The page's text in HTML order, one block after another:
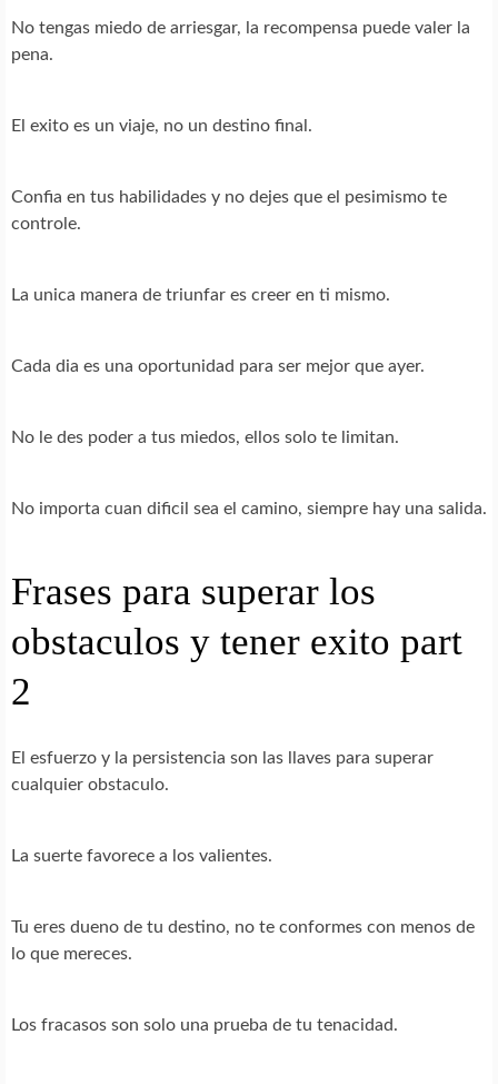
No tengas miedo de arriesgar, la recompensa puede valer la
pena.
El exito es un viaje, no un destino final.
Confia en tus habilidades y no dejes que el pesimismo te
controle.
La unica manera de triunfar es creer en ti mismo.
Cada dia es una oportunidad para ser mejor que ayer.
No le des poder a tus miedos, ellos solo te limitan.
No importa cuan dificil sea el camino, siempre hay una salida.
Frases para superar los
obstaculos y tener exito part
2
El esfuerzo y la persistencia son las llaves para superar
cualquier obstaculo.
La suerte favorece a los valientes.
Tu eres dueno de tu destino, no te conformes con menos de
lo que mereces.
Los fracasos son solo una prueba de tu tenacidad.